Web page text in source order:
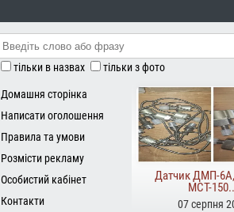
тільки в назвах
тільки з фото
Домашня сторінка
Написати оголошення
Правила та умови
Розмісти рекламу
Особистий кабінет
Контакти
Датчик ДМП-
МСТ-
07 серпня